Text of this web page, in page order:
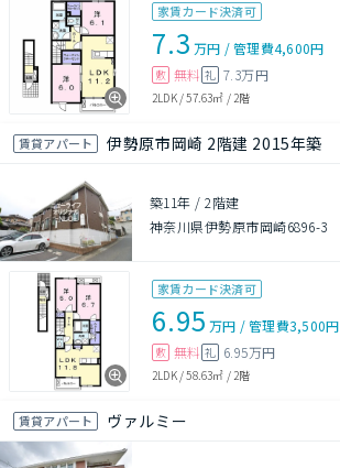
家賃カード決済可
7.3 万円 /管理費4,600円
敷 無料 礼 7.3万円
2LDK/57.63㎡ /2階
賃貸アパート 伊勢原市岡崎 2階建 2015年築
築11年 /2階建
神奈川県伊勢原市岡崎6896-3
家賃カード決済可
6.95 万円 /管理費3,500円
敷 無料 礼 6.95万円
2LDK/58.63㎡ /2階
賃貸アパート ヴァルミー